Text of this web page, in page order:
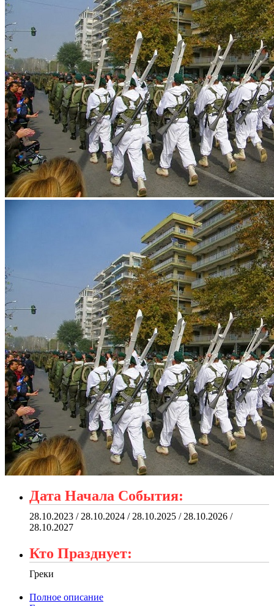
Дата Начала События:
28.10.2023 / 28.10.2024 / 28.10.2025 / 28.10.2026 /
28.10.2027
Кто Празднует:
Греки
Полное описание